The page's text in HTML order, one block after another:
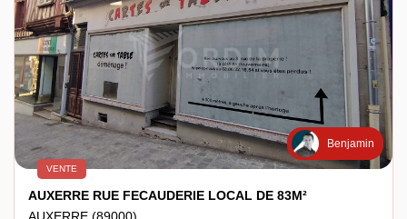
Benjamin
VENTE
AUXERRE RUE FECAUDERIE LOCAL DE 83M²
AUXERRE (89000)